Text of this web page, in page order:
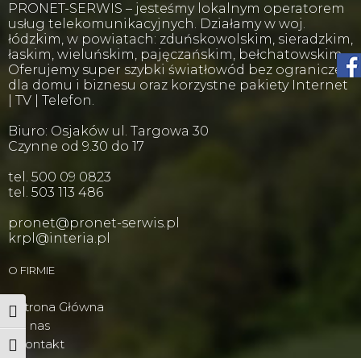
Wysoki kontrast
Powiększ tekst
PRONET-SERWIS – jesteśmy lokalnym operatorem
usług telekomunikacyjnych. Działamy w woj.
łódzkim, w powiatach: zduńskowolskim, sieradzkim,
łaskim, wieluńskim, pajęczańskim, bełchatowskim.
Oferujemy super szybki światłowód bez ograniczeń
dla domu i biznesu oraz korzystne pakiety Internet
| TV | Telefon.
Biuro: Osjaków ul. Targowa 30
Czynne od 9.30 do 17
tel. 500 09 0823
tel. 503 113 486
pronet@pronet-serwis.pl
krpl@interia.pl
O FIRMIE
Strona Główna
O nas
Kontakt